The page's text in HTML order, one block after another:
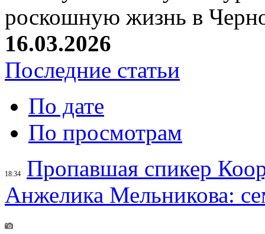
роскошную жизнь в
16.03.2026
Последние статьи
По дате
По просмотрам
18:34
Пропавшая спикер
Анжелика Мельникова: